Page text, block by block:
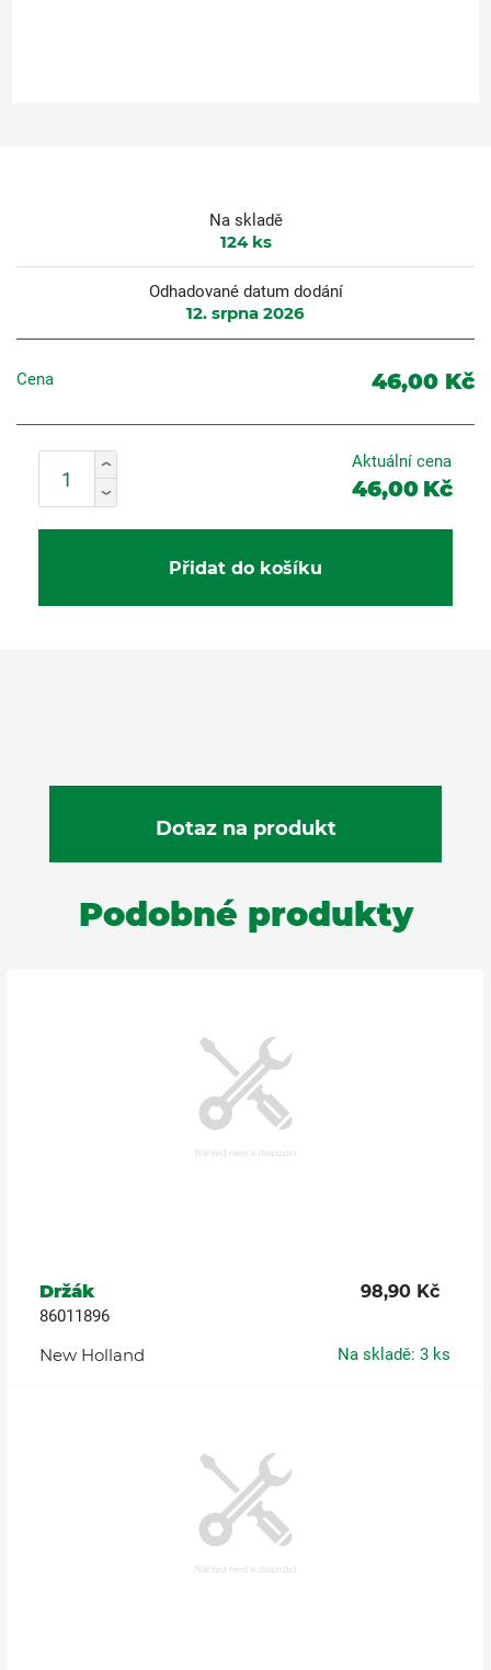
Na skladě
124ks
Odhadované datum dodání
12. srpna 2026
Cena 46,00 Kč
Aktuální cena
46,00 Kč
Přidat do košíku
Podobné produkty
Držák 98,90 Kč
86011896
New Holland Na skladě: 3 ks